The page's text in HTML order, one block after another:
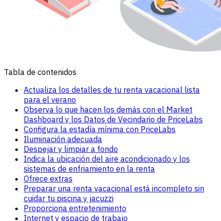
Tabla de contenidos
Actualiza los detalles de tu renta vacacional lista
para el verano
Observa lo que hacen los demás con el Market
Dashboard y los Datos de Vecindario de PriceLabs
Configura la estadía mínima con PriceLabs
Iluminación adecuada
Despejar y limpiar a fondo
Indica la ubicación del aire acondicionado y los
sistemas de enfriamiento en la renta
Ofrece extras
Preparar una renta vacacional está incompleto sin
cuidar tu piscina y jacuzzi
Proporciona entretenimiento
Internet y espacio de trabajo